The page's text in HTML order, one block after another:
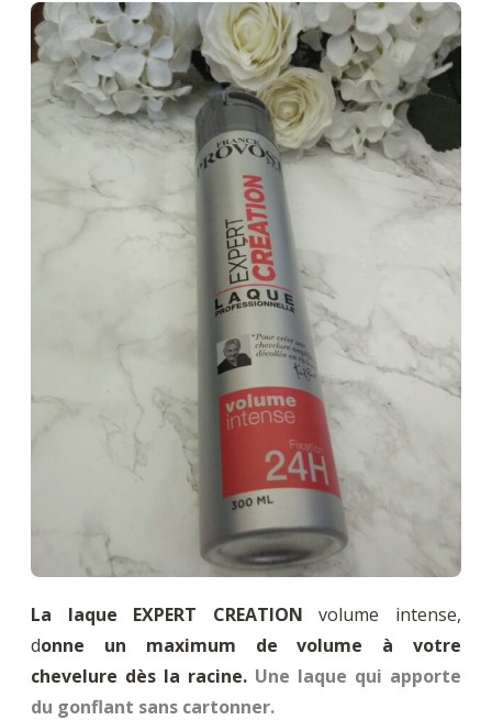
La laque EXPERT CREATION volume intense,
donne un maximum de volume à votre
chevelure dès la racine. Une laque qui apporte
du gonflant sans cartonner.